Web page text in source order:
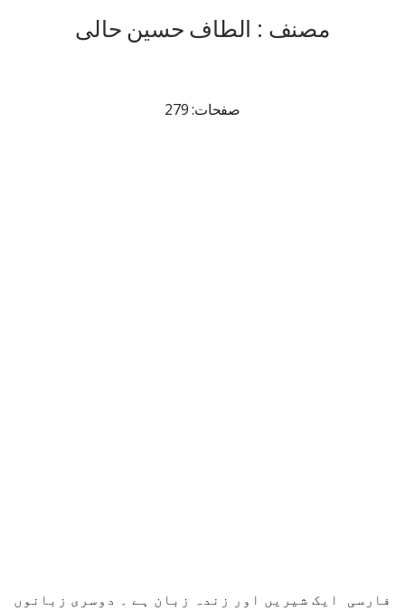
مصنف : الطاف حسین حالی
صفحات: 279
فارسی ایک شیریں اور زندہ زبان ہے ۔ دوسری زبانوں